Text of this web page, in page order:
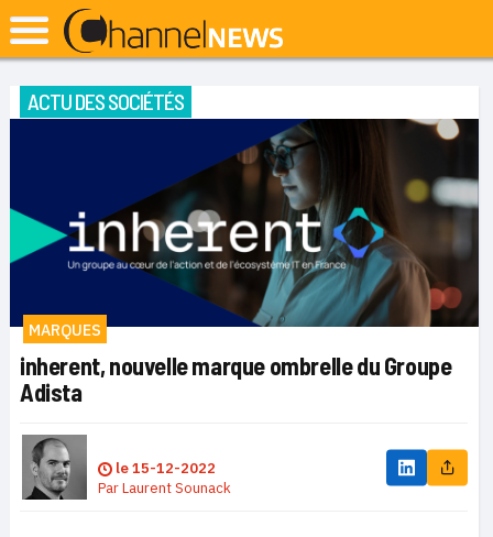
ACTU DES SOCIÉTÉS
MARQUES
inherent, nouvelle marque ombrelle du Groupe
Adista
le15-12-2022
ParLaurent Sounack